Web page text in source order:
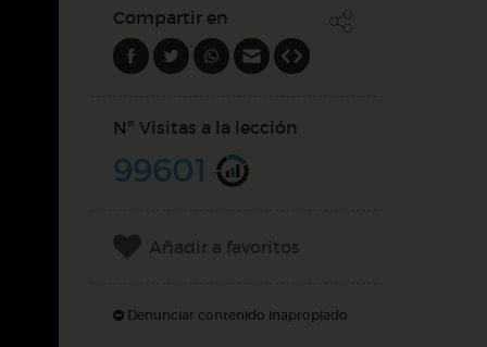
Compartir en
Nº Visitas a la lección
99601
Añadir a favoritos
Denunciar contenido inapropiado